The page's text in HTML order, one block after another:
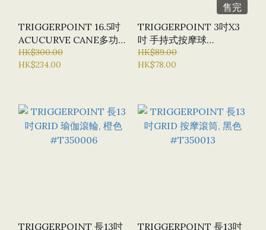
TRIGGERPOINT 16.5吋
ACUCURVE CANE多功能
按摩器 #T211307
HK$300.00
HK$234.00
售完
TRIGGERPOINT 3吋X3
吋 手持式按摩球
HANDHELD MASSAGE
BALL #T212786
HK$89.00
HK$78.00
TRIGGERPOINT 長13吋 TRIGGERPOINT 長13吋